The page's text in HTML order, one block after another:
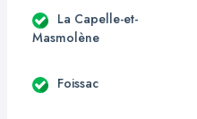
La Capelle-et-
Masmolène
Foissac